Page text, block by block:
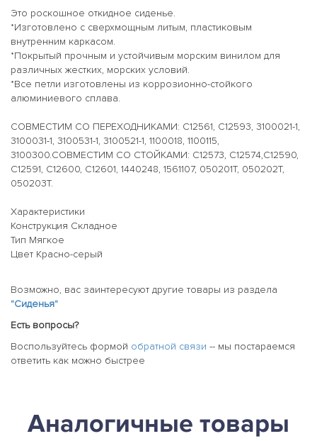
Это роскошное откидное сиденье.
*Изготовлено с сверхмощным литым, пластиковым
внутренним каркасом.
*Покрытый прочным и устойчивым морским винилом для
различных жестких, морских условий.
*Все петли изготовлены из коррозионно-стойкого
алюминиевого сплава.
СОВМЕСТИМ СО ПЕРЕХОДНИКАМИ: С12561, С12593, 3100021-1,
3100031-1, 3100531-1, 3100521-1, 1100018, 1100115,
3100300.СОВМЕСТИМ СО СТОЙКАМИ: С12573, С12574,С12590,
С12591, С12600, С12601, 1440248, 1561107, 050201Т, 050202Т,
050203Т.
Характеристики
Конструкция Складное
Тип Мягкое
Цвет Красно-серый
Возможно, вас заинтересуют другие товары из раздела
"Сиденья"
Есть вопросы?
Воспользуйтесь формой обратной связи -- мы постараемся
ответить как можно быстрее
Аналогичные товары